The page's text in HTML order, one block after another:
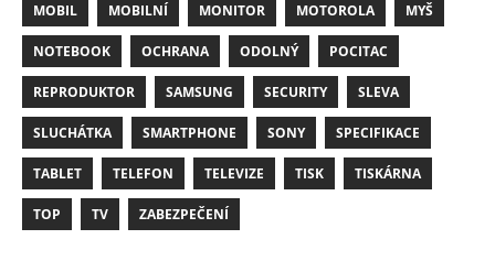
MOBIL MOBILNÍ MONITOR MOTOROLA MYŠ
NOTEBOOK OCHRANA ODOLNÝ POCITAC
REPRODUKTOR SAMSUNG SECURITY SLEVA
SLUCHÁTKA SMARTPHONE SONY SPECIFIKACE
TABLET TELEFON TELEVIZE TISK TISKÁRNA
TOP TV ZABEZPEČENÍ